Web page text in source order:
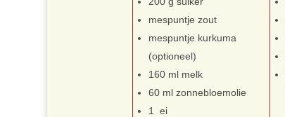
mespuntje zout
mespuntje kurkuma
(optioneel)
160 ml melk
60 ml zonnebloemolie
1 ei